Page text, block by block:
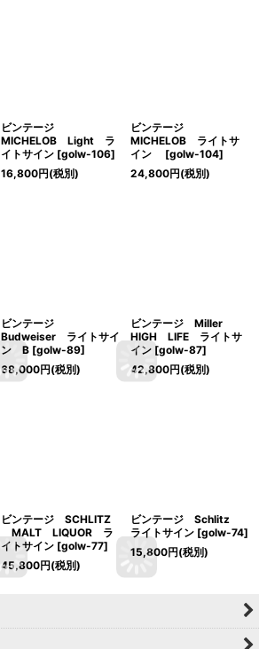
ビンテージ
MICHELOB Light ラ
イトサイン [golw-106]
16,800円(税別)
ビンテージ
MICHELOB ライトサ
イン
[golw-104]
24,800円(税別)
ビンテージ
Budweiser ライトサイ
ン B [golw-89]
68,000円(税別)
ビンテージ Miller
HIGH LIFE ライトサ
イン [golw-87]
42,800円(税別)
ビンテージ SCHLITZ
MALT LIQUOR ラ
イトサイン [golw-77]
45,800円(税別)
ビンテージ Schlitz
ライトサイン [golw-74]
15,800円(税別)